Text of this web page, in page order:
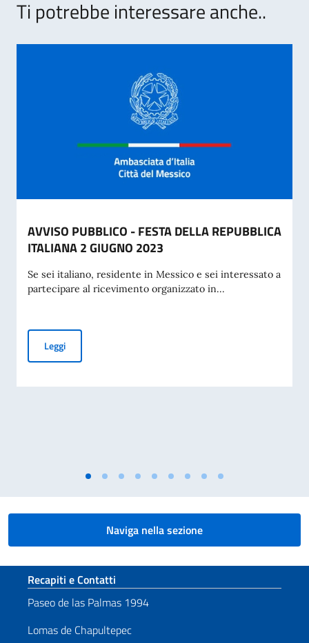
Ti potrebbe interessare anche..
AVVISO PUBBLICO - FESTA DELLA REPUBBLICA
ITALIANA 2 GIUGNO 2023
Se sei italiano, residente in Messico e sei interessato a
partecipare al ricevimento organizzato in...
LeggiAVVISO PUBBLICO - FESTA DELLA REPUBBLICA ITALIANA
Naviga nella sezione
Sezione footer
Recapiti e Contatti
Paseo de las Palmas 1994
Lomas de Chapultepec